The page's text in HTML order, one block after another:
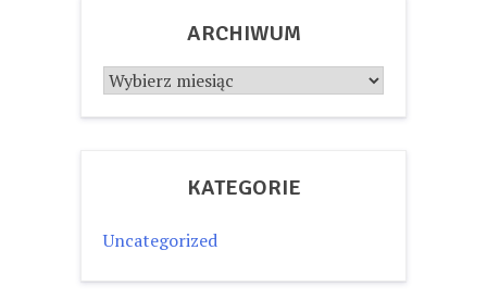
ARCHIWUM
Archiwum
KATEGORIE
Uncategorized